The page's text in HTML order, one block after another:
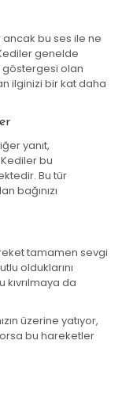
ancak bu ses ile ne
genelde
göstergesi olan
ilginizi bir kat daha
yanıt,
bu
Bu tür
bağınızı
tamamen sevgi
olduklarını
da
üzerine yatıyor,
bu hareketler